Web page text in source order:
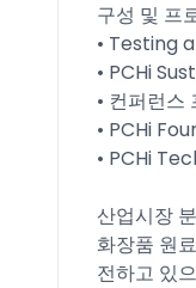
구성 및 프
• Testing
• PCHi
• 컨퍼런스
• PCHi
• PCHi
산업시장
화장품 원
전하고 있